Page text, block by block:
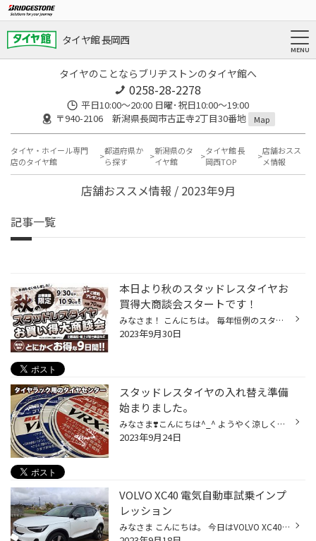
タイヤ館 長岡西
タイヤのことならブリヂストンのタイヤ館へ
0258-28-2278
平日10:00～20:00 日曜･祝日10:00～19:00
〒940-2106 新潟県長岡市古正寺2丁目30番地
Map
タイヤ・ホイール専門
店のタイヤ館
都道府県か
ら探す
新潟県のタ
イヤ館
タイヤ館 長
岡西TOP
店舗おスス
メ情報
店舗おススメ情報 / 2023年9月
記事一覧
本日より秋のスタッドレスタイヤお
買得大商談会スタートです！
みなさま！ こんにちは。 毎年恒例のスタッドレス大商談会が本日より10/9（月）まで開催。 スタッドレスタイヤの購入をお考えのお客様は・・・・ぜったいお買得ですよ！ 期間中は、お買得VRX3/VRX2の22年製造品などお買得タイヤを数多くご用意しております。 さらに、先着７０名様にご成約プレゼン...
2023年9月30日
スタッドレスタイヤの入れ替え準備
始まりました。
みなさま❣️こんにちは^_^ ようやく涼しくなってほっと一息……………ですが 冬タイヤの準備が始まりました。 作業の空き時間に毎年手作りでプライスカードとタイヤセンターを作っています。実は………意外に大変だったり？？地味な作業です。スタッフ全員で空いた時間を利用して製作しています。今シーズン...
2023年9月24日
VOLVO XC40 電気自動車試乗インプ
レッション
みなさま こんにちは。 今日はVOLVO XC40リチャージを試乗させていただいたので試乗した感想を少しだけ書いちゃいます。 試乗させて頂いた車がコチラ↓↓ 輸入車電気自動車初試乗です！楽しみ♪( ´θ｀)ノ内装インテリアは…………こんな感じ国産車と比べると落ち着いた内装デザインとコンビレザーのシート...